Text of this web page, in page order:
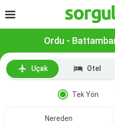
Ordu -
Uçak Otel
Tek Yön
Nereden